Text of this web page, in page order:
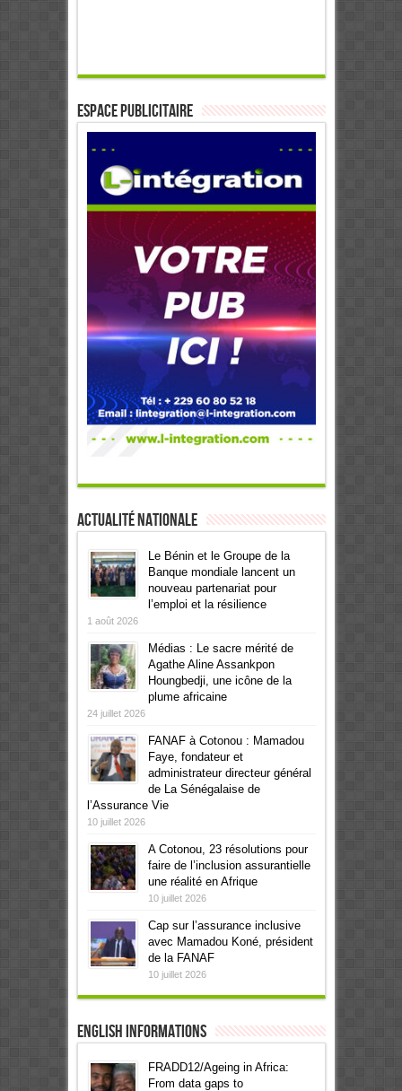
ESPACE PUBLICITAIRE
Actualité Nationale
Le Bénin et le Groupe de la
Banque mondiale lancent un
nouveau partenariat pour
l’emploi et la résilience
1 août 2026
Médias : Le sacre mérité de
Agathe Aline Assankpon
Houngbedji, une icône de la
plume africaine
24 juillet 2026
FANAF à Cotonou : Mamadou
Faye, fondateur et
administrateur directeur général
de La Sénégalaise de
l’Assurance Vie
10 juillet 2026
A Cotonou, 23 résolutions pour
faire de l’inclusion assurantielle
une réalité en Afrique
10 juillet 2026
Cap sur l’assurance inclusive
avec Mamadou Koné, président
de la FANAF
10 juillet 2026
English informations
FRADD12/Ageing in Africa:
From data gaps to